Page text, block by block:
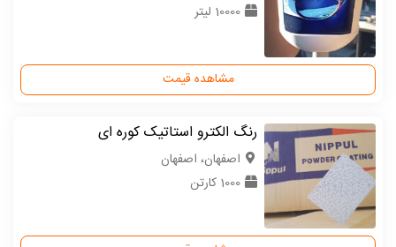
10000 لیتر
مشاهده قیمت
رنگ الکترو استاتیک کوره ای
اصفهان، اصفهان
1000 کارتن